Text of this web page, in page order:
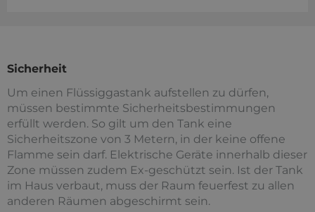
Sicherheit
Um einen Flüssiggastank aufstellen zu dürfen,
müssen bestimmte Sicherheitsbestimmungen
erfüllt werden. So gilt um den Tank eine
Sicherheitszone von 3 Metern, in der keine offene
Flamme sein darf. Elektrische Geräte innerhalb dieser
Zone müssen zudem Ex-geschützt sein. Ist der Tank
im Haus verbaut, muss der Raum feuerfest zu allen
anderen Räumen abgeschirmt sein.